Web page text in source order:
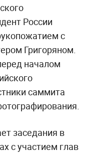
России
с
Григоряном.
началом
саммита
заседания в
с участием глав